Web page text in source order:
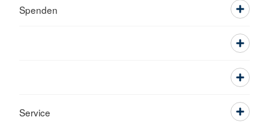
Spenden
Service